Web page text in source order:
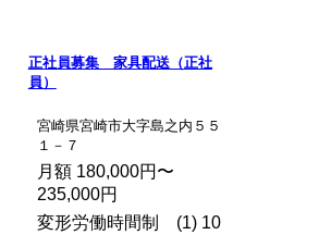
正社員募集 家具配送（正社
員）
宮崎県宮崎市大字島之内５５
１－７
月額 180,000円〜
235,000円
変形労働時間制 (1) 10